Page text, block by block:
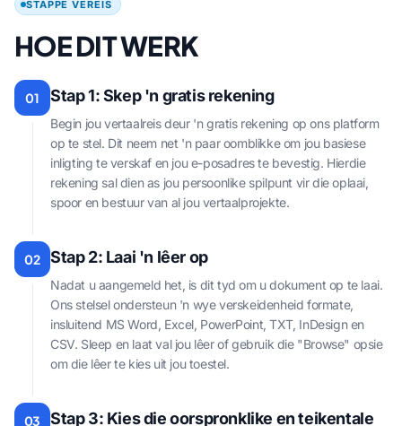
STAPPE VEREIS
HOE DIT WERK
01 Stap 1: Skep 'n gratis rekening
Begin jou vertaalreis deur 'n gratis rekening op ons platform
op te stel. Dit neem net 'n paar oomblikke om jou basiese
inligting te verskaf en jou e-posadres te bevestig. Hierdie
rekening sal dien as jou persoonlike spilpunt vir die oplaai,
spoor en bestuur van al jou vertaalprojekte.
02 Stap 2: Laai 'n lêer op
Nadat u aangemeld het, is dit tyd om u dokument op te laai.
Ons stelsel ondersteun 'n wye verskeidenheid formate,
insluitend MS Word, Excel, PowerPoint, TXT, InDesign en
CSV. Sleep en laat val jou lêer of gebruik die "Browse" opsie
om die lêer te kies uit jou toestel.
03 Stap 3: Kies die oorspronklike en teikentale